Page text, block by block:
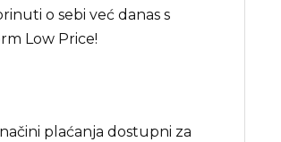
o sebi već danas s
Low Price!
plaćanja dostupni za